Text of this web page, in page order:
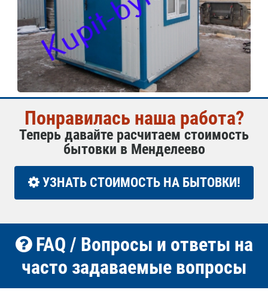
Понравилась наша работа?
Теперь давайте расчитаем стоимость
бытовки в Менделеево
УЗНАТЬ СТОИМОСТЬ НА БЫТОВКИ!
FAQ / Вопросы и ответы на
часто задаваемые вопросы